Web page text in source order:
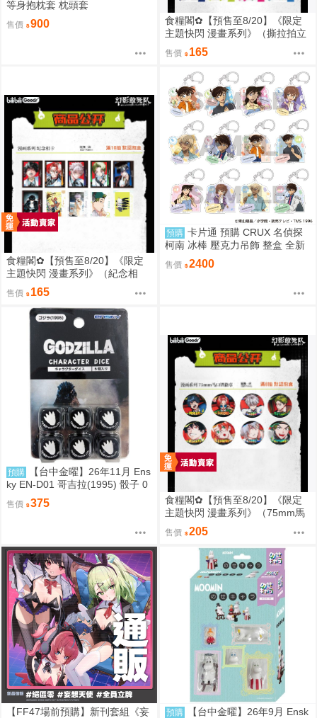
等身抱枕套 枕頭套
售價 900
食糧閣✿【預售至8/20】《限定
主題快閃 漫畫系列》（撕拉拍立
得）惡靈剋星／幻影敢死隊／主
題快閃／宍喰野虎落／是岸遊人
／觀崎薰／多聞康太郎／壹宮昊
都
售價 165
食糧閣✿【預售至8/20】《限定
主題快閃 漫畫系列》（紀念相
卡）惡靈剋星／幻影敢死隊／主
題快閃／宍喰野虎落／是岸遊人
／觀崎薰／多聞康太郎／壹宮昊
售價 165
預購 卡片通 預購 CRUX 名偵探
柯南 冰棒 壓克力吊飾 整盒 全新
售價 2400
預購
【台中金曜】26年11月 Ens
ky EN-D01 哥吉拉(1995) 骰子 0
818
售價 375
食糧閣✿【預售至8/20】《限定
主題快閃 漫畫系列》（75mm馬
口鐵徽章）惡靈剋星／幻影敢死
隊／主題快閃／宍喰野虎落／是
岸遊人／觀崎薰／多聞康太郎／
售價 205
【FF47場前預購】新刊套組《妄
預購
【台中金曜】26年9月 Ensk